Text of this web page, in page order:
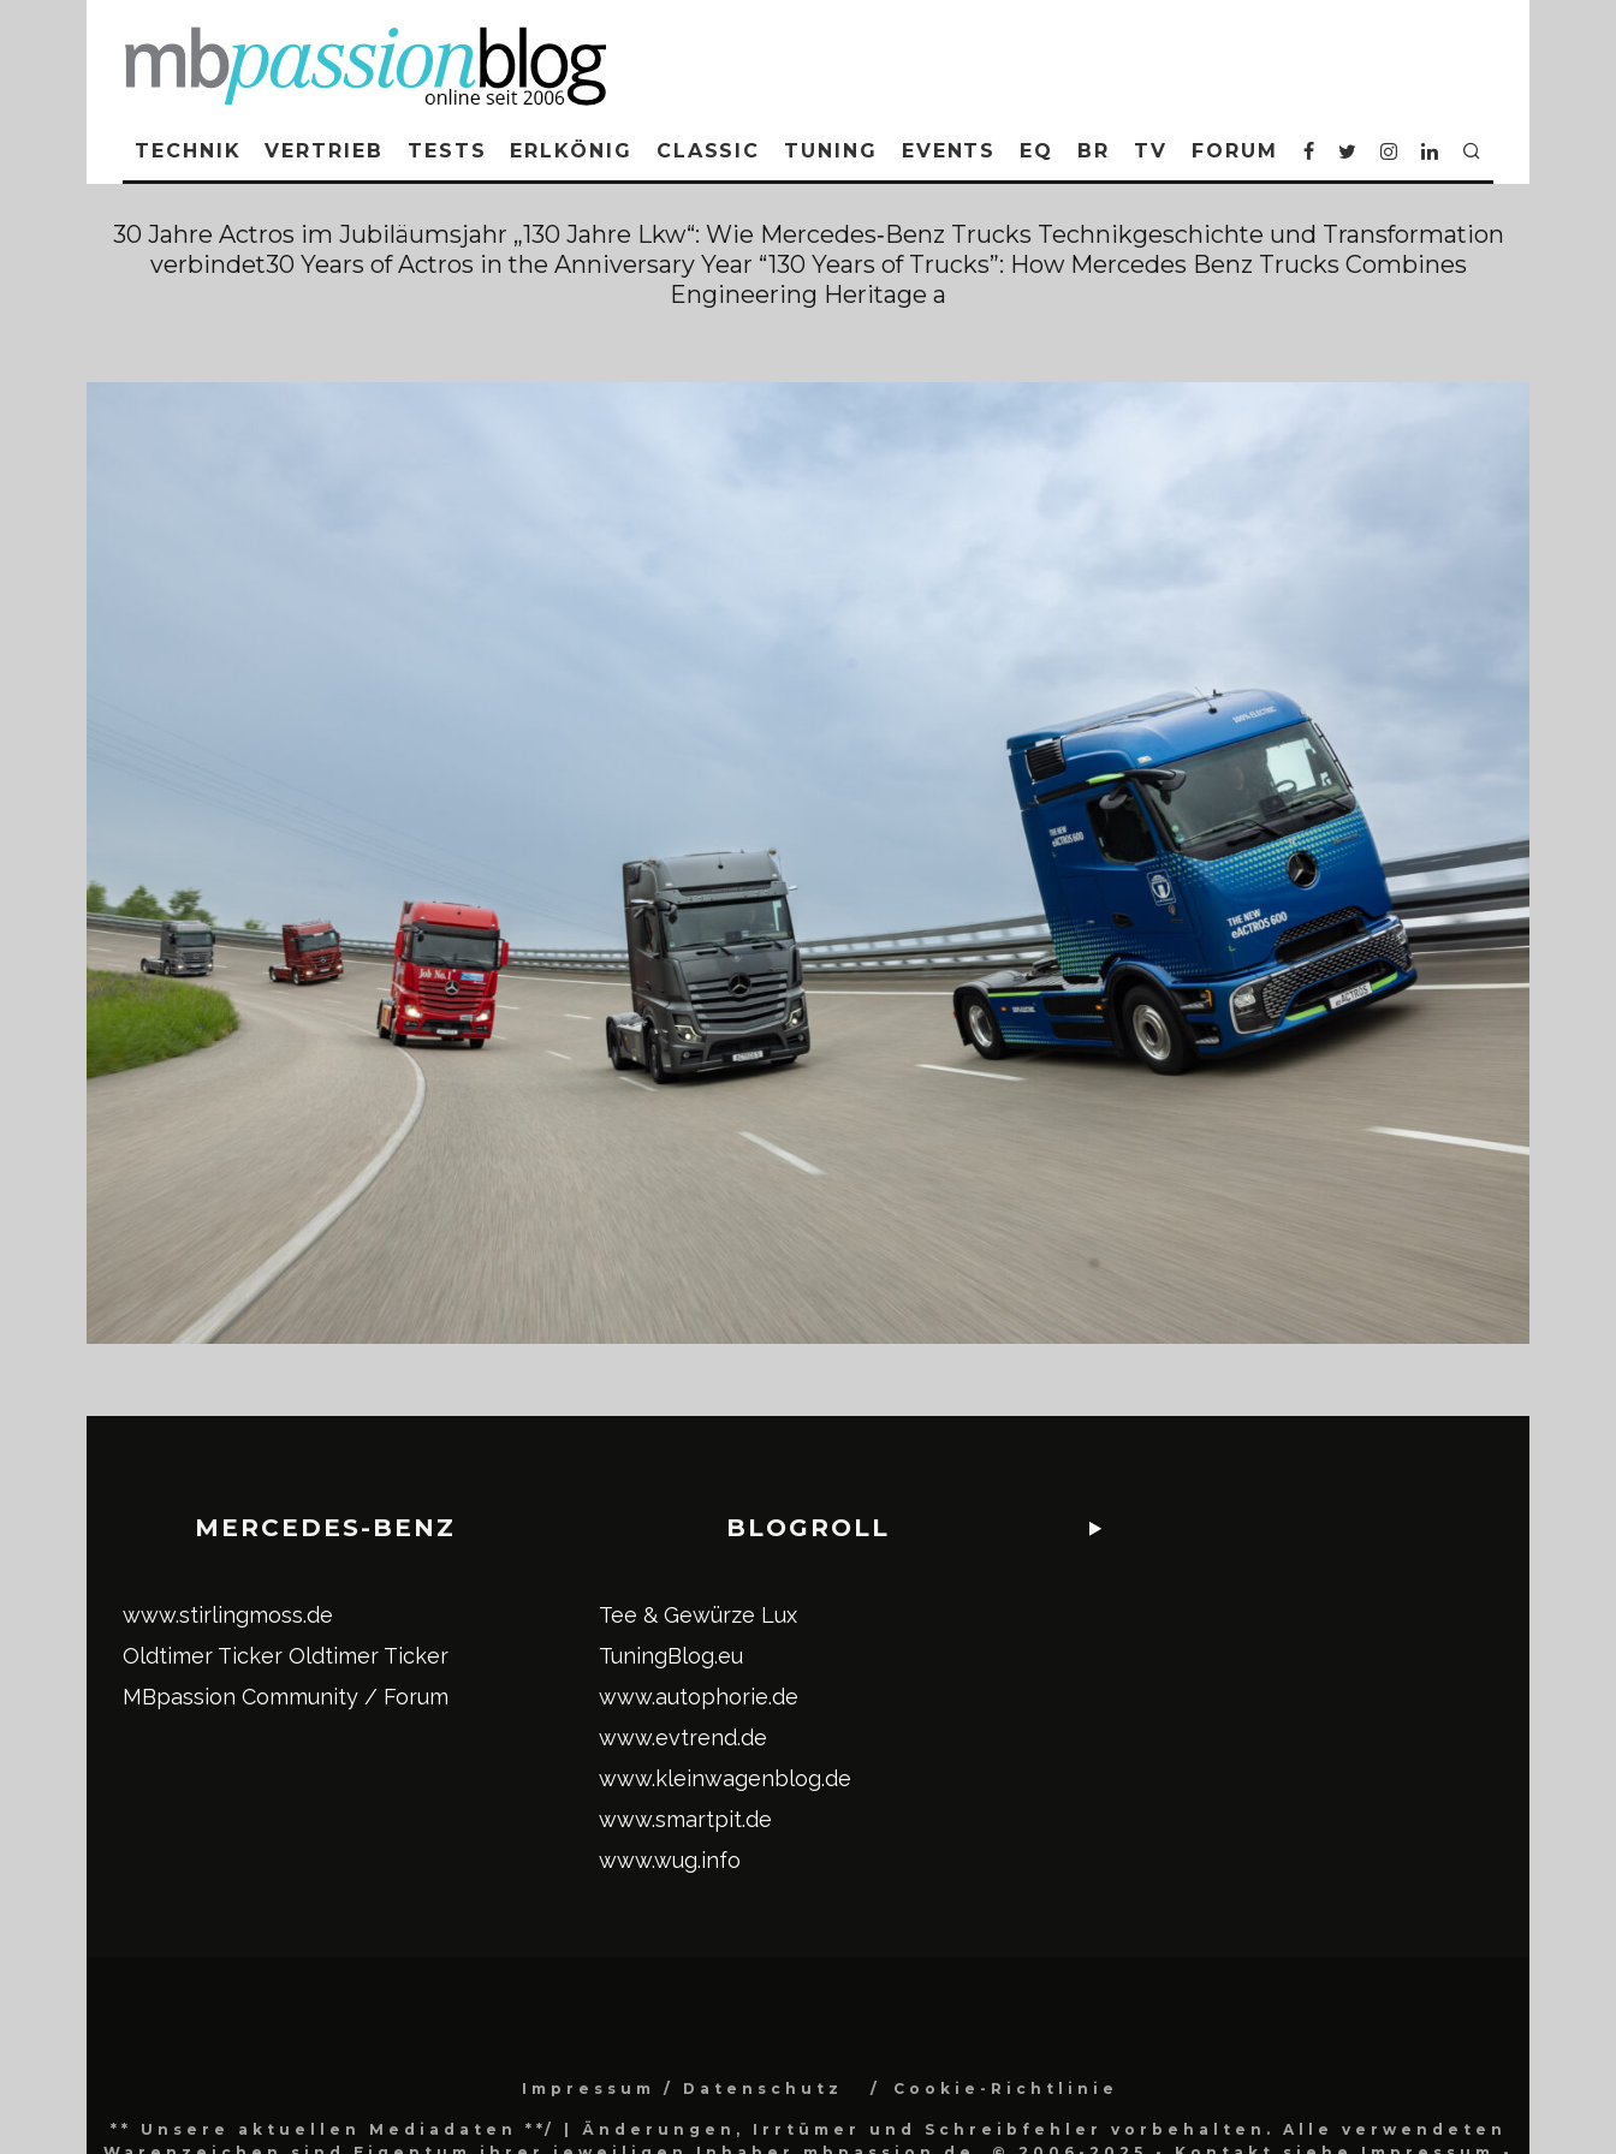
TECHNIK VERTRIEB TESTS ERLKÖNIG CLASSIC TUNING EVENTS EQ BR TV FORUM
30 Jahre Actros im Jubiläumsjahr „130 Jahre Lkw“: Wie Mercedes‑Benz Trucks Technikgeschichte und Transformation
verbindet30 Years of Actros in the Anniversary Year “130 Years of Trucks”: How Mercedes Benz Trucks Combines
Engineering Heritage a
MERCEDES-BENZ
www.stirlingmoss.de
Oldtimer Ticker Oldtimer Ticker
MBpassion Community / Forum
BLOGROLL
Tee & Gewürze Lux
TuningBlog.eu
www.autophorie.de
www.evtrend.de
www.kleinwagenblog.de
www.smartpit.de
www.wug.info
Impressum / Datenschutz Cookie-Richtlinie
** Unsere aktuellen Mediadaten **/
| Änderungen, Irrtümer und Schreibfehler vorbehalten. Alle verwendeten